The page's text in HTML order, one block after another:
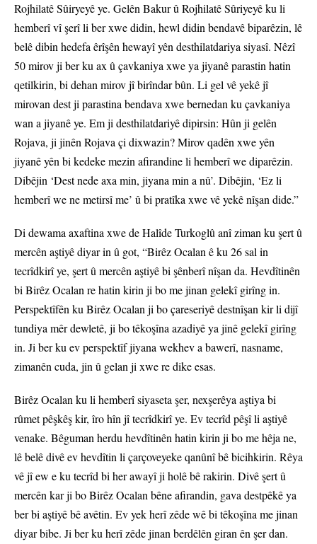
Rojhilatê Sûiryeyê ye. Gelên Bakur û Rojhilatê Sûriyeyê ku li
hemberî vî şerî li ber xwe didin, hewl didin bendavê biparêzin, lê
belê dibin hedefa êrîşên hewayî yên desthilatdariya siyasî. Nêzî
50 mirov ji ber ku ax û çavkaniya xwe ya jiyanê parastin hatin
qetilkirin, bi dehan mirov jî birîndar bûn. Li gel vê yekê jî
mirovan dest ji parastina bendava xwe bernedan ku çavkaniya
wan a jiyanê ye. Em ji desthilatdariyê dipirsin: Hûn ji gelên
Rojava, ji jinên Rojava çi dixwazin? Mirov qadên xwe yên
jiyanê yên bi kedeke mezin afirandine li hemberî we diparêzin.
Dibêjin ‘Dest nede axa min, jiyana min a nû’. Dibêjin, ‘Ez li
hemberî we ne metirsî me’ û bi pratîka xwe vê yekê nîşan dide.”
Di dewama axaftina xwe de Halîde Turkoglû anî ziman ku şert û
mercên aştiyê diyar in û got, “Birêz Ocalan ê ku 26 sal in
tecrîdkirî ye, şert û mercên aştiyê bi şênberî nîşan da. Hevdîtinên
bi Birêz Ocalan re hatin kirin ji bo me jinan gelekî girîng in.
Perspektîfên ku Birêz Ocalan ji bo çareseriyê destnîşan kir li dijî
tundiya mêr dewletê, ji bo têkoşîna azadiyê ya jinê gelekî girîng
in. Ji ber ku ev perspektîf jiyana wekhev a bawerî, nasname,
zimanên cuda, jin û gelan ji xwe re dike esas.
Birêz Ocalan ku li hemberî siyaseta şer, nexşerêya aştiya bi
rûmet pêşkêş kir, îro hîn jî tecrîdkirî ye. Ev tecrîd pêşî li aştiyê
venake. Bêguman herdu hevdîtinên hatin kirin ji bo me hêja ne,
lê belê divê ev hevdîtin li çarçoveyeke qanûnî bê bicihkirin. Rêya
vê jî ew e ku tecrîd bi her awayî ji holê bê rakirin. Divê şert û
mercên kar ji bo Birêz Ocalan bêne afirandin, gava destpêkê ya
ber bi aştiyê bê avêtin. Ev yek herî zêde wê bi têkoşîna me jinan
diyar bibe. Ji ber ku herî zêde jinan berdêlên giran ên şer dan.